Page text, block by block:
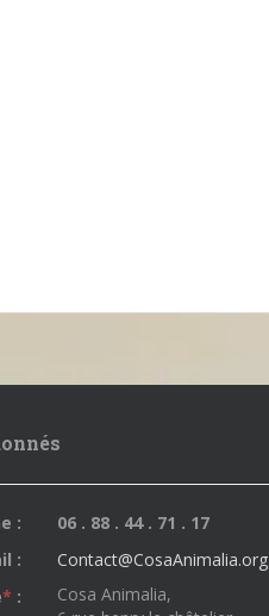
:
06 . 88 . 44 . 71 . 17
:
Contact@CosaAnimalia.org
* :
Cosa Animalia,